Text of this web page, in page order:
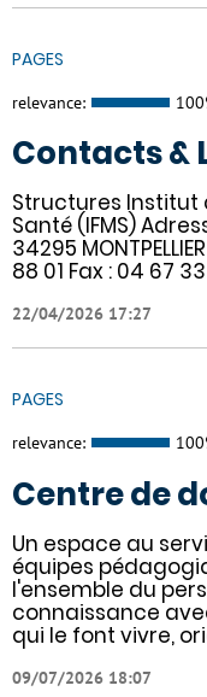
PAGES
relevance:
Contacts &
Structures Institut
Santé (IFMS)
34295
88 01 Fax : 04 67
22/04/2026 17:27
PAGES
relevance:
Centre de
Un espace au
équipes
l'ensemble du
connaissance
qui le font vivre,
09/07/2026 18:07